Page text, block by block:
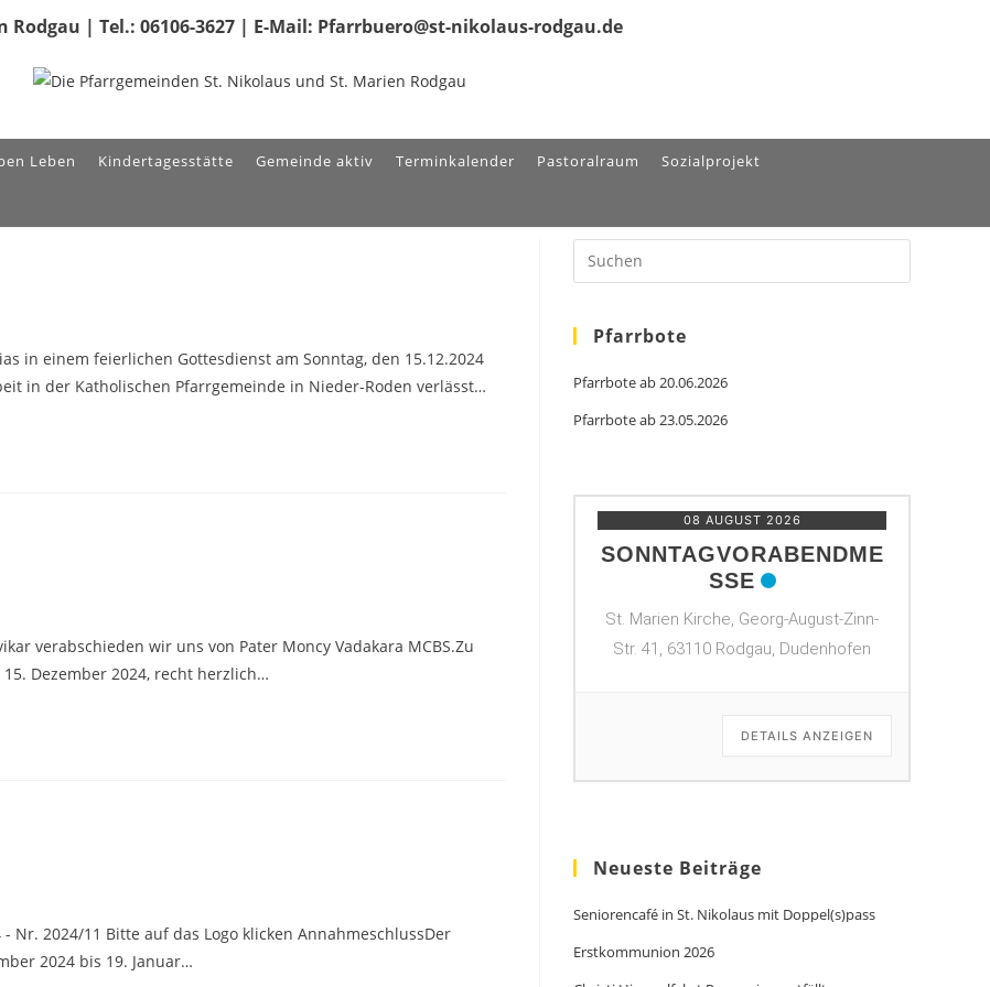
| Tel.: 06106-3627 | E-Mail: Pfarrbuero@st-nikolaus-rodgau.de
Leben Kindertagesstätte Gemeinde aktiv Terminkalender Pastoralraum Sozialprojekt
in einem feierlichen Gottesdienst am Sonntag, den 15.12.2024
in der Katholischen Pfarrgemeinde in Nieder-Roden verlässt…
verabschieden wir uns von Pater Moncy Vadakara MCBS.Zu
Dezember 2024, recht herzlich…
Nr. 2024/11 Bitte auf das Logo klicken AnnahmeschlussDer
2024 bis 19. Januar…
Press
Pfarrbote
Pfarrbote ab 20.06.2026
Pfarrbote ab 23.05.2026
08 AUGUST 2026
SONNTAGVORABENDME
SSE
St. Marien Kirche, Georg-August-Zinn-
Str. 41, 63110 Rodgau, Dudenhofen
DETAILS ANZEIGEN
Neueste Beiträge
Seniorencafé in St. Nikolaus mit Doppel(s)pass
Erstkommunion 2026